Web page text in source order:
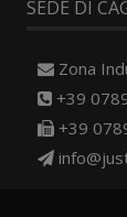
SEDE DI
Zona
+39
+39